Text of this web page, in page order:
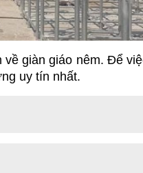
giàn giáo nêm. Để
uy tín nhất.